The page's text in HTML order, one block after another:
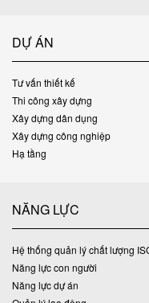
DỰ ÁN
Tư vấn thiết kế
Thi công xây dựng
Xây dựng dân dụng
Xây dựng công nghiệp
Hạ tầng
NĂNG LỰC
Hệ thống quản lý chất lượng
Năng lực con người
Năng lực dự án